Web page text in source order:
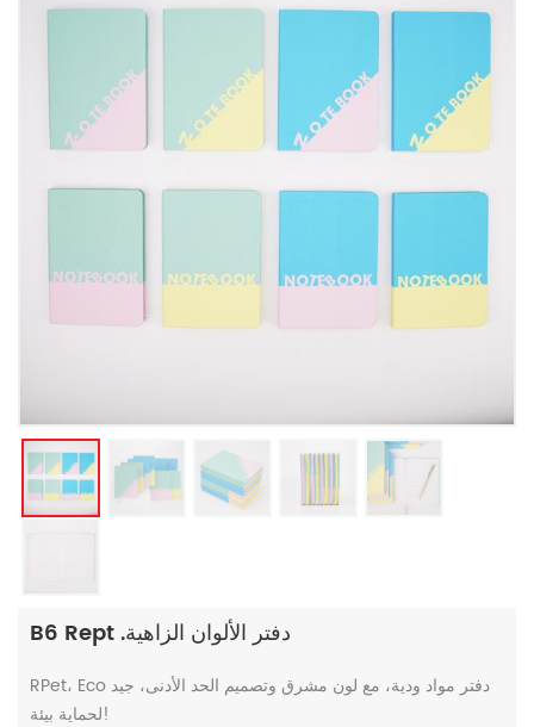
B6 Rept .دفتر الألوان الزاهية
RPet، Eco دفتر مواد ودية، مع لون مشرق وتصميم الحد الأدنى، جيد
لحماية بيئة!